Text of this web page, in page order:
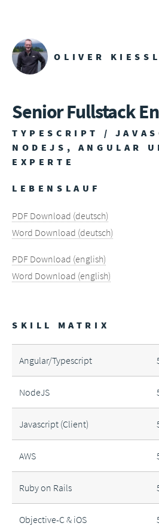
OLIVER
Senior Fullstack
TYPESCRIPT /
NODEJS, ANGULAR
EXPERTE
LEBENSLAUF
PDF Download (deutsch)
Word Download (deutsch)
PDF Download (english)
Word Download (english)
SKILL MATRIX
Angular/Typescript
NodeJS
Javascript (Client)
AWS
Ruby on Rails
Objective-C & iOS